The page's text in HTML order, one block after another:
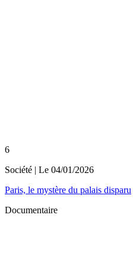
6
Société | Le 04/01/2026
Paris, le mystère du palais disparu
Documentaire